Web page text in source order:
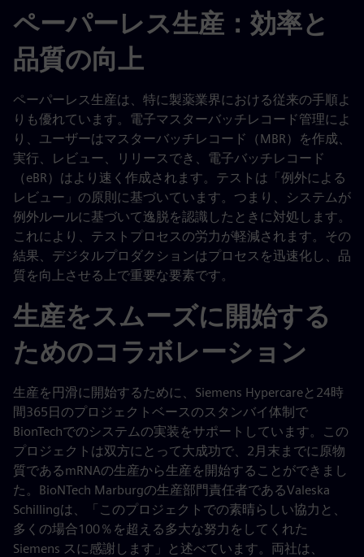
ペーパーレス生産：効率と
品質の向上
ペーパーレス生産は、特に製薬業界における従来の手順よ
りも優れています。電子マスターバッチレコード管理によ
り、ユーザーはマスターバッチレコード（MBR）を作成、
実行、レビュー、リリースでき、電子バッチレコード
（eBR）はより速く作成されます。テストは「例外による
レビュー」の原則に基づいています。つまり、システムが
例外ルールに基づいて逸脱を認識したときに対処します。
これにより、テストプロセスの労力が軽減されます。その
結果、デジタルプロダクションはプロセスを迅速化し、品
質を向上させる上で重要な要素です。
生産をスムーズに開始する
ためのコラボレーション
生産を円滑に開始するために、Siemens Hypercareと24時
間365日のプロジェクトベースのスタンバイ体制で
BionTechでのシステムの実装をサポートしています。この
プロジェクトは双方にとって大成功で、2月末までに原物
質であるmRNAの生産から生産を開始することができまし
た。BioNTech Marburgの生産部門責任者であるValeska
Schillingは、「このプロジェクトでの素晴らしい協力と、
多くの場合100％を超える多大な努力をしてくれた
Siemens スに感謝します」と述べています。両社は、